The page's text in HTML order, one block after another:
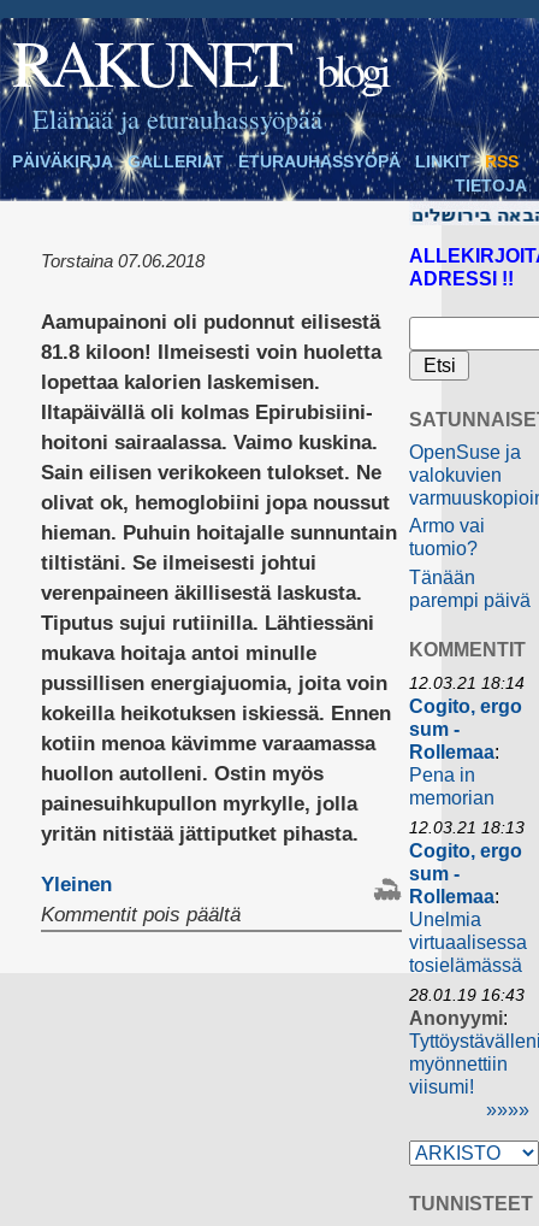
RAKUNET blogi
Elämää ja eturauhassyöpää
PÄIVÄKIRJA GALLERIAT ETURAUHASSYÖPÄ LINKIT
RSS
TIETOJA
Torstaina 07.06.2018
Aamupainoni oli pudonnut eilisestä
81.8 kiloon! Ilmeisesti voin huoletta
lopettaa kalorien laskemisen.
Iltapäivällä oli kolmas Epirubisiini-
hoitoni sairaalassa. Vaimo kuskina.
Sain eilisen verikokeen tulokset. Ne
olivat ok, hemoglobiini jopa noussut
hieman. Puhuin hoitajalle sunnuntain
tiltistäni. Se ilmeisesti johtui
verenpaineen äkillisestä laskusta.
Tiputus sujui rutiinilla. Lähtiessäni
mukava hoitaja antoi minulle
pussillisen energiajuomia, joita voin
kokeilla heikotuksen iskiessä. Ennen
kotiin menoa kävimme varaamassa
huollon autolleni. Ostin myös
painesuihkupullon myrkylle, jolla
yritän nitistää jättiputket pihasta.
Yleinen
Kommentit pois päältäartikkelissa
ADRESSI !!
OpenSuse ja
valokuvien
Armo vai
tuomio?
Tänään
parempi päivä
KOMMENTIT
12.03.21 18:14
Cogito, ergo
sum -
Rollemaa:
Pena in
memorian
12.03.21 18:13
Cogito, ergo
sum -
Rollemaa:
Unelmia
virtuaalisessa
tosielämässä
28.01.19 16:43
Anonyymi:
myönnettiin
viisumi!
»»»»
TUNNISTEET